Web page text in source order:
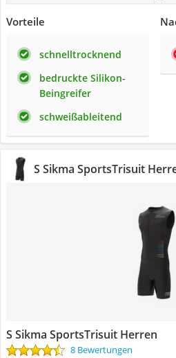
Vorteile
schnelltrocknend
bedruckte Silikon-
Beingreifer
schweißableitend
S Sikma SportsTrisuit
S Sikma SportsTrisuit Herren
8 Bewertungen